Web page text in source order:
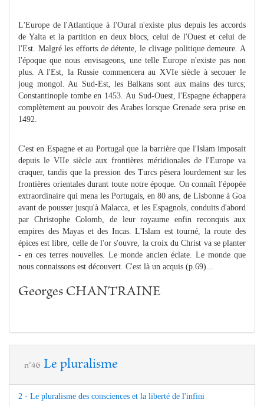
L'Europe de l'Atlantique à l'Oural n'existe plus depuis les accords
de Yalta et la partition en deux blocs, celui de l'Ouest et celui de
l'Est. Malgré les efforts de détente, le clivage politique demeure. A
l'époque que nous envisageons, une telle Europe n'existe pas non
plus. A l'Est, la Russie commencera au XVIe siècle à secouer le
joug mongol. Au Sud-Est, les Balkans sont aux mains des turcs;
Constantinople tombe en 1453. Au Sud-Ouest, l'Espagne échappera
complètement au pouvoir des Arabes lorsque Grenade sera prise en
1492.
C'est en Espagne et au Portugal que la barrière que l'Islam imposait
depuis le VIIe siècle aux frontières méridionales de l'Europe va
craquer, tandis que la pression des Turcs pèsera lourdement sur les
frontières orientales durant toute notre époque. On connaît l'épopée
extraordinaire qui mena les Portugais, en 80 ans, de Lisbonne à Goa
avant de pousser jusqu'à Malacca, et les Espagnols, conduits d'abord
par Christophe Colomb, de leur royaume enfin reconquis aux
empires des Mayas et des Incas. L'Islam est tourné, la route des
épices est libre, celle de l'or s'ouvre, la croix du Christ va se planter
- en ces terres nouvelles. Le monde ancien éclate. Le monde que
nous connaissons est découvert. C'est là un acquis (p.69)...
Georges CHANTRAINE
n°46 Le pluralisme
2 - Le pluralisme des consciences et la liberté de l'infini